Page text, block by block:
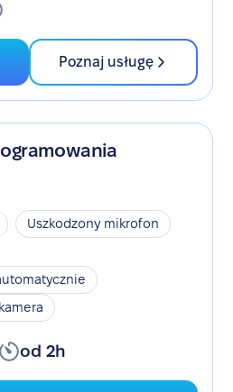
Poznaj usługę
Uszkodzony mikrofon
od 2h